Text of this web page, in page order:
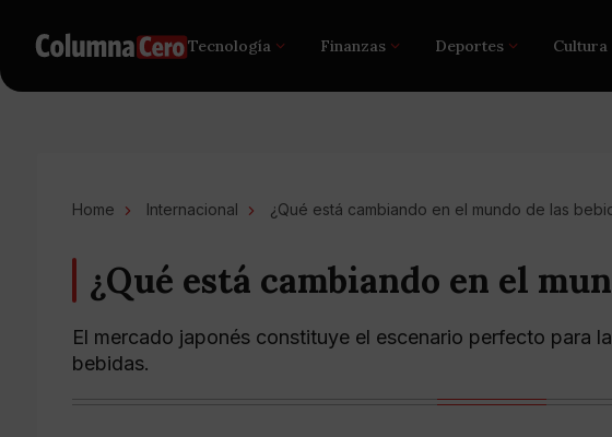
Tecnología Finanzas Deportes Cultura
Home Internacional ¿Qué está cambiando en el mundo de las
¿Qué está cambiando en el
El mercado japonés constituye el escenario perfecto para
bebidas.